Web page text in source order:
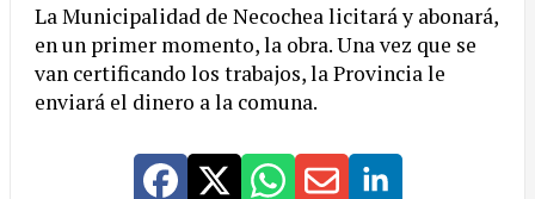
La Municipalidad de Necochea licitará y abonará,
en un primer momento, la obra. Una vez que se
van certificando los trabajos, la Provincia le
enviará el dinero a la comuna.